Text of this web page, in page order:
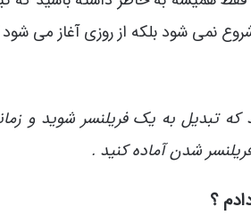
نمی شود بلکه از روزی آغاز می
تبدیل به یک فریلنسر شوید و
شدن آماده کنید .
؟